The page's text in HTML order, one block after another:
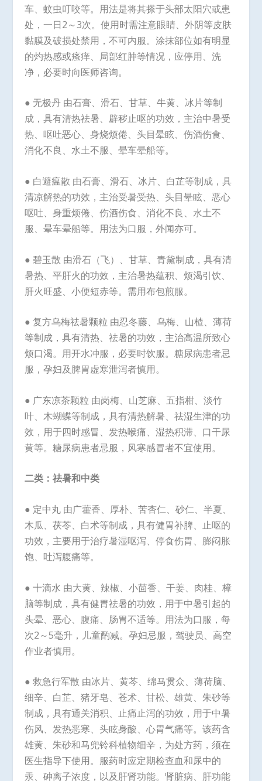
车、蚊虫叮咬等。用法是将其搽于头部太阳穴或患
处，一日2～3次。使用时需注意眼睛、外阴等皮肤
黏膜及破损处禁用，不可内服。涂抹部位如有明显
的灼热感或瘙痒、局部红肿等情况，应停用、洗
净，必要时向医师咨询。
● 无极丹 由石膏、滑石、甘草、牛黄、冰片等制
成，具有清热祛暑、辟秽止呕的功效，主治中暑受
热、呕吐恶心、身烧烦倦、头目晕眩、伤酒伤食、
消化不良、水土不服、晕车晕船等。
● 白避瘟散 由石膏、滑石、冰片、白芷等制成，具
清凉解热的功效，主治受暑受热、头目晕眩、恶心
呕吐、身重烦倦、伤酒伤食、消化不良、水土不
服、晕车晕船等。用法为口服，外闻亦可。
● 碧玉散 由滑石（飞）、甘草、青黛制成，具有清
暑热、平肝火的功效，主治暑热蕴积、烦渴引饮、
肝火旺盛、小便短赤等。需用布包煎服。
● 复方乌梅祛暑颗粒 由忍冬藤、乌梅、山楂、薄荷
等制成，具有清热、祛暑的功效，主治高温所致心
烦口渴。用开水冲服，必要时饮服。糖尿病患者忌
服，孕妇及脾胃虚寒泄泻者慎用。
● 广东凉茶颗粒 由岗梅、山芝麻、五指柑、淡竹
叶、木蝴蝶等制成，具有清热解暑、祛湿生津的功
效，用于四时感冒、发热喉痛、湿热积滞、口干尿
黄等。糖尿病患者忌服，风寒感冒者不宜使用。
二类：祛暑和中类
● 定中丸 由广藿香、厚朴、苦杏仁、砂仁、半夏、
木瓜、茯苓、白术等制成，具有健胃补脾、止呕的
功效，主要用于治疗暑湿呕泻、停食伤胃、膨闷胀
饱、吐泻腹痛等。
● 十滴水 由大黄、辣椒、小茴香、干姜、肉桂、樟
脑等制成，具有健胃祛暑的功效，用于中暑引起的
头晕、恶心、腹痛、肠胃不适等。用法为口服，每
次2～5毫升，儿童酌减。孕妇忌服，驾驶员、高空
作业者慎用。
● 救急行军散 由冰片、黄芩、绵马贯众、薄荷脑、
细辛、白芷、猪牙皂、苍术、甘松、雄黄、朱砂等
制成，具有通关消积、止痛止泻的功效，用于中暑
伤风、发热恶寒、头眩身酸、心胃气痛等。该药含
雄黄、朱砂和马兜铃科植物细辛，为处方药，须在
医生指导下使用。服药时应定期检查血和尿中的
汞、砷离子浓度，以及肝肾功能。肾脏病、肝功能